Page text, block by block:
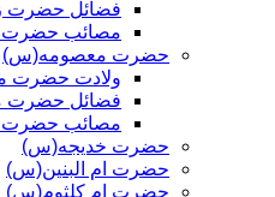
فضائل حضرت
مصائب حضرت
حضرت معصومه(س)
ولادت حضرت
فضائل
مصائب
حضرت خدیجه(س)
حضرت ام البنین(س)
حضرت ام کلثوم(س)